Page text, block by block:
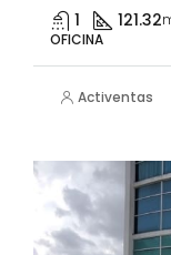
1 121.32
OFICINA
Activentas